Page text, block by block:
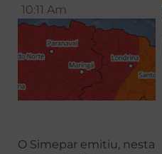
10:11 Am
O Simepar emitiu, nesta